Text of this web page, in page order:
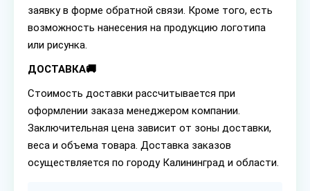
заявку в форме обратной связи. Кроме того, есть
возможность нанесения на продукцию логотипа
или рисунка.
ДОСТАВКА🚚
Стоимость доставки рассчитывается при
оформлении заказа менеджером компании.
Заключительная цена зависит от зоны доставки,
веса и объема товара. Доставка заказов
осуществляется по городу Калининград и области.